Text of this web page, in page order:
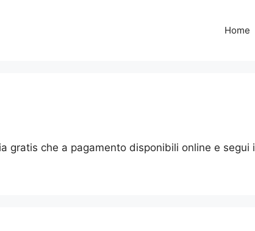
Home
gratis che a pagamento disponibili online e segui i